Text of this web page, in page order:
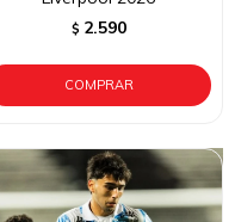
$ 2.590